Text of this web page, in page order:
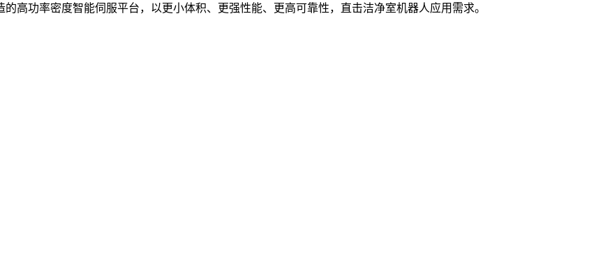
高功率密度智能伺服平台，以更小体积、更强性能、更高可靠性，直击洁净室机器人应用需求。